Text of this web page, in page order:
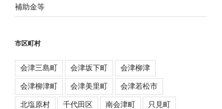
補助金等
市区町村
会津三島町 会津坂下町 会津柳津
会津柳津町 会津美里町 会津若松市
北塩原村 千代田区 南会津町 只見町